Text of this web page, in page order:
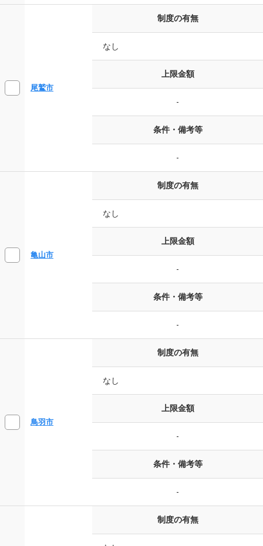
尾鷲市
制度の有無
なし
上限金額
-
条件・備考等
-
亀山市
制度の有無
なし
上限金額
-
条件・備考等
-
鳥羽市
制度の有無
なし
上限金額
-
条件・備考等
-
制度の有無